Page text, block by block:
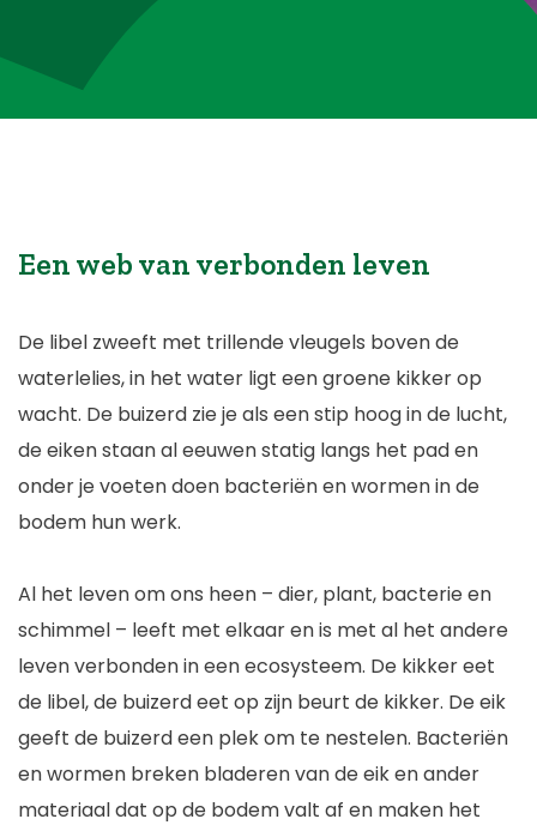
Een web van verbonden leven
De libel zweeft met trillende vleugels boven de
waterlelies, in het water ligt een groene kikker op
wacht. De buizerd zie je als een stip hoog in de lucht,
de eiken staan al eeuwen statig langs het pad en
onder je voeten doen bacteriën en wormen in de
bodem hun werk.
Al het leven om ons heen – dier, plant, bacterie en
schimmel – leeft met elkaar en is met al het andere
leven verbonden in een ecosysteem. De kikker eet
de libel, de buizerd eet op zijn beurt de kikker. De eik
geeft de buizerd een plek om te nestelen. Bacteriën
en wormen breken bladeren van de eik en ander
materiaal dat op de bodem valt af en maken het